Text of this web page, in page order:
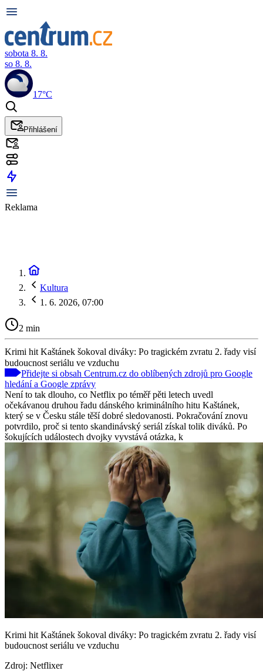
sobota 8. 8.
so 8. 8.
17°C
Přihlášení
Reklama
Kultura
1. 6. 2026, 07:00
2 min
Krimi hit Kaštánek šokoval diváky: Po tragickém zvratu 2. řady visí
budoucnost seriálu ve vzduchu
Přidejte si obsah Centrum.cz do oblíbených zdrojů pro Google
hledání a Google zprávy
Není to tak dlouho, co Netflix po téměř pěti letech uvedl
očekávanou druhou řadu dánského kriminálního hitu Kaštánek,
který se v Česku stále těší dobré sledovanosti. Pokračování znovu
potvrdilo, proč si tento skandinávský seriál získal tolik diváků. Po
šokujících událostech dvojky vyvstává otázka, k
Krimi hit Kaštánek šokoval diváky: Po tragickém zvratu 2. řady visí
budoucnost seriálu ve vzduchu
Zdroj: Netflixer